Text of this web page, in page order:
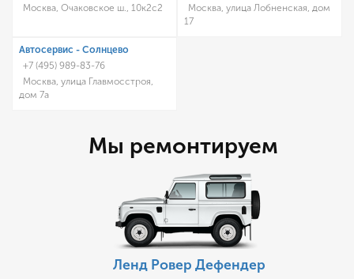
Москва, Очаковское ш., 10к2с2
Москва, улица Лобненская, дом
17
Автосервис - Солнцево
+7 (495) 989-83-76
Москва, улица Главмосстроя,
дом 7а
Мы ремонтируем
Ленд Ровер Дефендер